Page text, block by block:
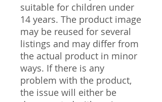
suitable for children under
14 years. The product image
may be reused for several
listings and may differ from
the actual product in minor
ways. If there is any
problem with the product,
the issue will either be